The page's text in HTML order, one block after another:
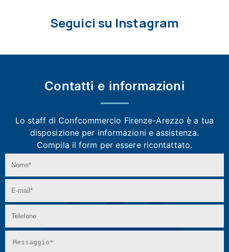
Seguici su Instagram
Contatti e informazioni
Lo staff di Confcommercio Firenze-Arezzoè a tua
disposizione per informazioni e assistenza.
Compila il form per essere ricontattato.